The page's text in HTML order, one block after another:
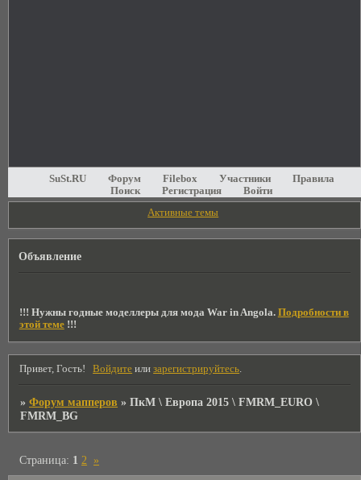
SuSt.RU Форум Filebox Участники
Правила
Поиск
Регистрация
Войти
Активные темы
Объявление
!!! Нужны годные моделлеры для мода War in Angola. Подробности в
этой теме!!!
Привет, Гость! Войдите илизарегистрируйтесь.
»Форум мапперов »ПкМ \ Европа 2015 \ FMRM_EURO \
FMRM_BG
Страница: 1 2 »